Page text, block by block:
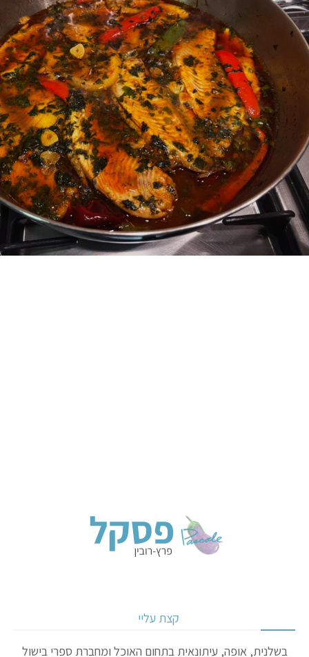
קצת עליי
בשלנית, אופה, עיתונאית בתחום האוכל ומחברת ספרי בישול